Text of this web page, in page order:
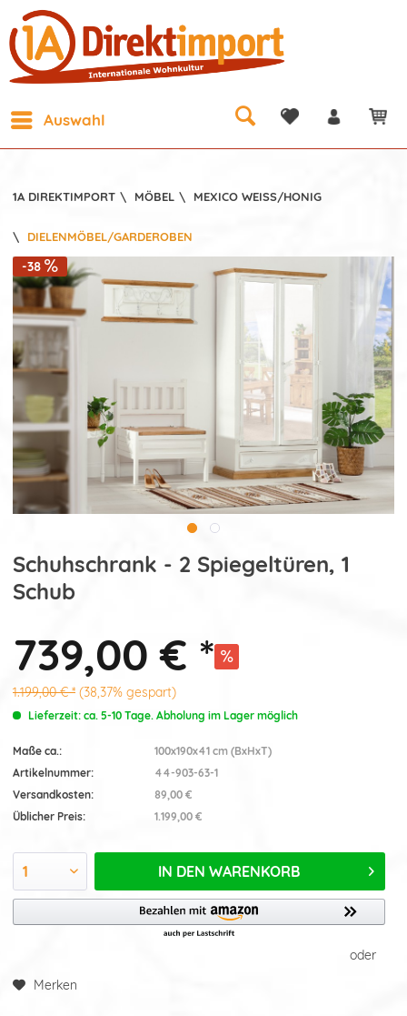
Auswahl
1A DIREKTIMPORT \ MÖBEL \ MEXICO WEISS/HONIG
\ DIELENMÖBEL/GARDEROBEN
-38
Schuhschrank - 2 Spiegeltüren, 1
Schub
739,00 € *
1.199,00 € * (38,37% gespart)
Lieferzeit: ca. 5-10 Tage. Abholung im Lager möglich
Maße ca.:
100x190x41 cm (BxHxT)
Artikelnummer:
44-903-63-1
Versandkosten:
89,00 €
Üblicher Preis:
1.199,00 €
IN DEN WARENKORB
oder
Merken